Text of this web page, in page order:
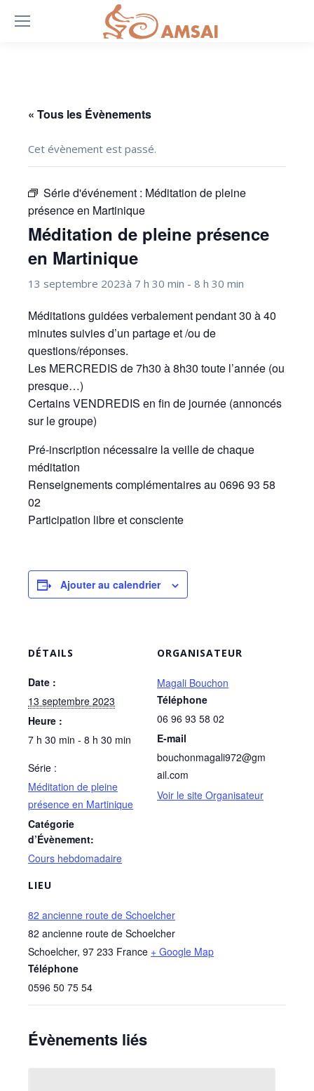
« Tous les Évènements
Cet évènement est passé.
Série d'événement : Méditation de pleine
présence en Martinique
Méditation de pleine présence
en Martinique
13 septembre 2023à 7 h 30 min - 8 h 30 min
Méditations guidées verbalement pendant 30 à 40
minutes suivies d’un partage et /ou de
questions/réponses.
Les MERCREDIS de 7h30 à 8h30 toute l’année (ou
presque…)
Certains VENDREDIS en fin de journée (annoncés
sur le groupe)
Pré-inscription nécessaire la veille de chaque
méditation
Renseignements complémentaires au 0696 93 58
02
Participation libre et consciente
Ajouter au calendrier
DÉTAILS
Date :
13 septembre 2023
Heure :
7 h 30 min - 8 h 30 min
Série :
Méditation de pleine
présence en Martinique
Catégorie
d’Évènement:
Cours hebdomadaire
LIEU
82 ancienne route de Schoelcher
82 ancienne route de Schoelcher
Schoelcher, 97 233 France + Google Map
Téléphone
0596 50 75 54
ORGANISATEUR
Magali Bouchon
Téléphone
06 96 93 58 02
E-mail
bouchonmagali972@gm
ail.com
Voir le site Organisateur
Évènements liés